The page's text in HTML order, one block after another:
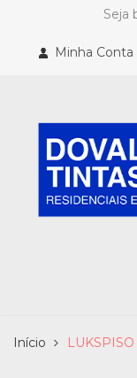
Seja
Minha Conta
Início